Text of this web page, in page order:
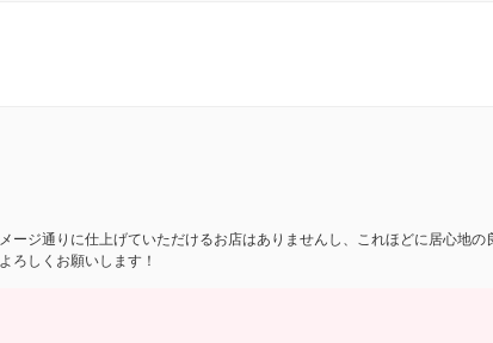
ジ通りに仕上げていただけるお店はありませんし、これほどに居心地の
ろしくお願いします！